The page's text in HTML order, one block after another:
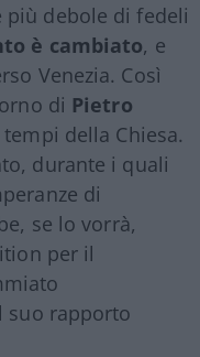
debole di fedeli
è cambiato, e
Venezia. Così
di Pietro
della Chiesa.
durante i quali
di
se lo vorrà,
per il
suo rapporto